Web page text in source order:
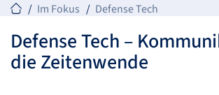
Im Fokus Defense Tech
Defense Tech –
die Zeitenwende